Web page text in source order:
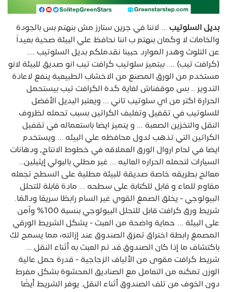
بديل السلوتيب ... لاننا في جرين ستارز مش بنهتم بس بالجودة
والخامات لا وكمان بنهتم ب اننا نحافظ علي البيئة صحية بعيداً
عن التلوث وهدر الموارد حبينا نقدملكم بديل السلوتيب ....
(كرافت تيب) .... بيتميز سلوتيب كرافت تيب انو صديق للبيئة لانو
مستخدم من الورق المصنع من الاخشاب الطبيعية ينفع لاعادة
التدوير .. بس موقفناش لغاية كدة الكرافت تيب بيستحمل
الحرارة اكتر من اي سلوتيب تاني ... ويعتبر البديل الأفضل
للسلوتيب في تقفيل وتغليف الكراتين بسبب تحمله لظروف
النقل والتخزين الصعبة ... و يتميز ايضا باستعماله في تقفيل
الكراتين التي تذهب لدول محافظه علي البيئه ... ويستخدم
ايضا في لحام اروال الورق العملاقه في خطوط الانتاج, ودهانات
السيارات لتحمله الحراره العاليه ... غير مطلي بالبولي إيثيلين..
معالج بطريقه خاصة صديقة للبيئة مطلية على السطح تجعله
مقاوم للماء و قابل للكتابة على سطحه ... مادة قابلة للتحلل
البيولوجي - يخلق الصمغ القوي غير السام رابطًا سريعًا ودائمًا.
شريط ورق كرافت قابل للتحلل البيولوجي بنسبة 100% وآمن
على البيئة ... حماية واضحة من العبث - يشكل الشريط الورقي
المصمغ رابطة اختراق تمزق الصندوق عند إزالته، مما يسمح لك
باكتشاف ما إذا كان الصندوق قد تم العبث به أثناء النقل ...
شريط كرافت مقوى من الألياف الزجاجية - قدرة حمل عالية
الوزن تمكنه من التعامل مع الصناديق المحشوة بشكل مفرط
دون الخوف من تلف الصندوق أثناء النقل. يوفر الشريط أيضًا